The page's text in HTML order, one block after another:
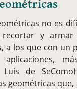
no es
y
a los que con un
aplicaciones,
Luis de
geométricas